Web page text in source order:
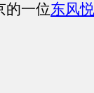
的一位东风